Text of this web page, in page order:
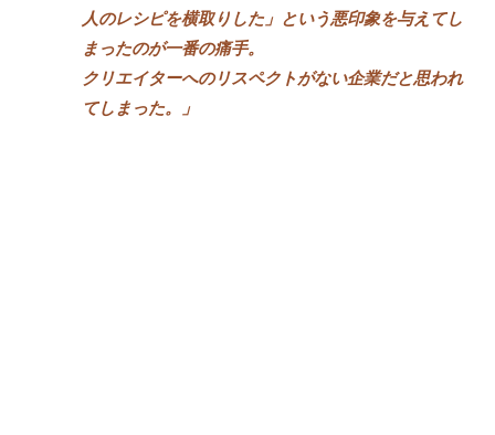
人のレシピを横取りした」という悪印象を与えてし
まったのが一番の痛手。
クリエイターへのリスペクトがない企業だと思われ
てしまった。」